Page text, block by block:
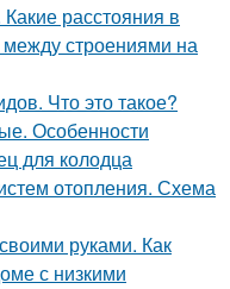
расстояния в
строениями на
Что это такое?
Особенности
для колодца
отопления. Схема
руками. Как
с низкими